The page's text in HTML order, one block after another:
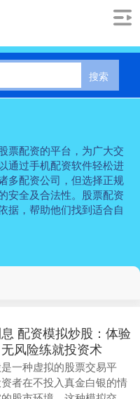
搜索
票配资的平台，为广大交
通过手机配资软件轻松进
多配资公司，但选择正规
安全及合法性。股票配资
据，帮助他们找到适合自
配资模拟炒股：体验
风险练就投资术
一种虚拟的股票交易平
者在不投入真金白银的情